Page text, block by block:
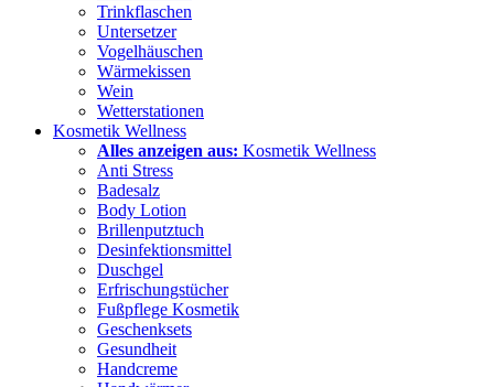
Trinkflaschen
Untersetzer
Vogelhäuschen
Wärmekissen
Wein
Wetterstationen
Kosmetik Wellness
Alles anzeigen aus: Kosmetik Wellness
Anti Stress
Badesalz
Body Lotion
Brillenputztuch
Desinfektionsmittel
Duschgel
Erfrischungstücher
Fußpflege Kosmetik
Geschenksets
Gesundheit
Handcreme